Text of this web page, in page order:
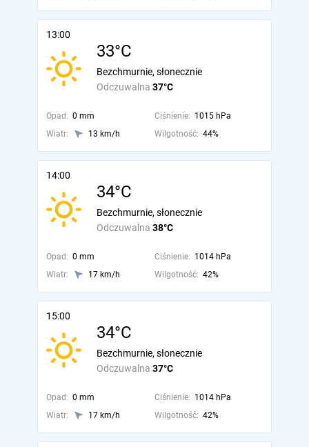
13:00
33°C
Odczuwalna 37°C
Bezchmurnie, słonecznie
Opad: 0 mm Ciśnienie: 1015 hPa
Wiatr:
13 km/h Wilgotność: 44%
14:00
34°C
Odczuwalna 38°C
Bezchmurnie, słonecznie
Opad: 0 mm Ciśnienie: 1014 hPa
Wiatr:
17 km/h Wilgotność: 42%
15:00
34°C
Odczuwalna 37°C
Bezchmurnie, słonecznie
Opad: 0 mm Ciśnienie: 1014 hPa
Wiatr:
17 km/h Wilgotność: 42%